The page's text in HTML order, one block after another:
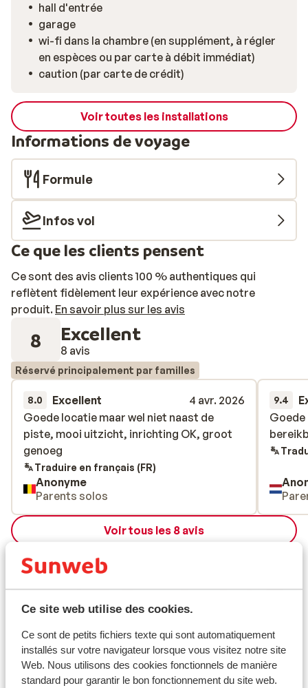
Ce site web utilise des cookies.
Ce sont de petits fichiers texte qui sont automatiquement
installés sur votre navigateur lorsque vous visitez notre site
Web. Nous utilisons des cookies fonctionnels de manière
standard pour garantir le bon fonctionnement du site web.
hall d'entrée
garage
wi-fi dans la chambre (en supplément, à régler
en espèces ou par carte à débit immédiat)
caution (par carte de crédit)
Voir toutes les installations
Informations de voyage
Formule
Infos vol
Ce que les clients pensent
Ce sont des avis clients 100 % authentiques qui
reflètent fidèlement leur expérience avec notre
produit. En savoir plus sur les avis
8 Excellent
8 avis
Réservé principalement par familles
8.0 Excellent
4 avr. 2026
Goede locatie maar wel niet naast de
piste, mooi uitzicht, inrichting OK, groot
genoeg
Goede locatie maar wel niet naast de
piste, mooi uitzicht, inrichting OK, groot
genoeg
Traduire en français (FR)
Anonyme
Parents solos
9.4
Voir tous les 8 avis
Emplacement
Afficher sur la carte